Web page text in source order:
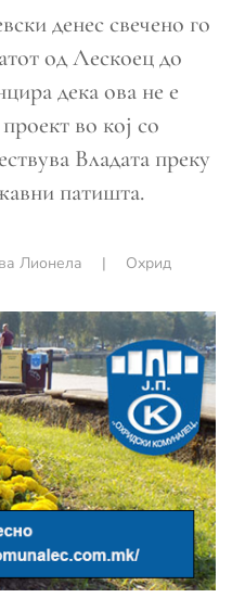
денес свечено го
од Лескоец до
дека ова не е
во кој со
Владата преку
патишта.
Лионела | Охрид